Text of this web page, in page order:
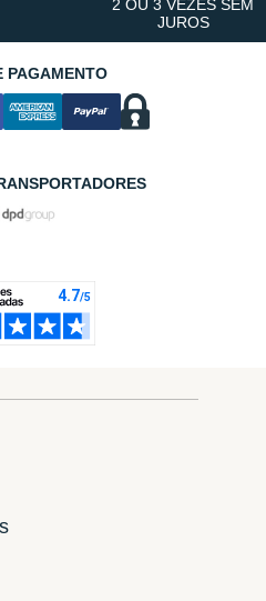
2 OU 3 VEZES SEM
JUROS
PAGAMENTO